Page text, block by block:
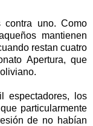
contra uno. Como
mantienen
restan cuatro
Apertura, que
espectadores, los
particularmente
de no habían